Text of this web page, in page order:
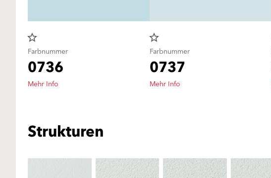
star_border
Farbnummer
0736
Mehr Info
star_border
Farbnummer
0737
Mehr Info
Strukturen